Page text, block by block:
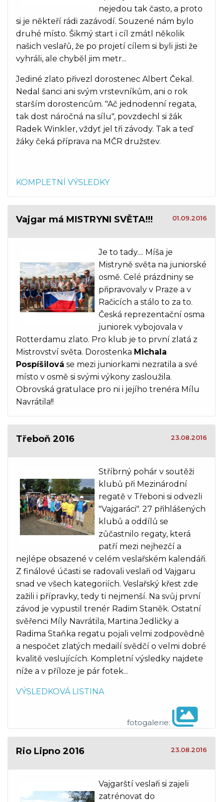
nejedou tak často, a proto
si je někteří rádi zazávodí. Souzené nám bylo
druhé místo. Šikmý start i cíl zmátl několik
našich veslařů, že po projetí cílem si byli jisti že
vyhráli, ale chyběl jim metr...
Jediné zlato přivezl dorostenec Albert Čekal.
Nedal šanci ani svým vrstevníkům, ani o rok
starším dorostencům. "Ač jednodenní regata,
tak dost náročná na sílu", povzdechl si žák
Radek Winkler, vždyť jel tři závody. Tak a teď
žáky čeká příprava na MČR družstev.
KOMPLETNÍ VÝSLEDKY
Vajgar má MISTRYNI SVĚTA!!! 01.09.2016
Je to tady.... Míša je
Mistryně světa na juniorské
osmě. Celé prázdniny se
připravovaly v Praze a v
Račicích a stálo to za to.
Česká reprezentační osma
juniorek vybojovala v
Rotterdamu zlato. Pro klub je to první zlatá z
Mistrovství světa. Dorostenka Michala
Pospíšilová se mezi juniorkami nezratila a své
místo v osmě si svými výkony zasloužila.
Obrovská gratulace pro ni i jejího trenéra Mílu
Navrátila!!
Třeboň 2016 23.08.2016
Stříbrný pohár v soutěži
klubů při Mezinárodní
regatě v Třeboni si odvezli
"Vajgaráci". 27 přihlášených
klubů a oddílů se
zůčastnilo regaty, která
patří mezi nejhezčí a
nejlépe obsazené v celém veslařském kalendáři.
Z finálové účasti se radovali veslaři od Vajgaru
snad ve všech kategoriích. Veslařský křest zde
zažili i přípravky, tedy ti nejmenší. Na svůj první
závod je vypustil trenér Radim Staněk. Ostatní
svěřenci Míly Navrátila, Martina Jedličky a
Radima Staňka regatu pojali velmi zodpovědně
a nespočet zlatých medailí svědčí o velmi dobré
kvalitě veslujících. Kompletní výsledky najdete
níže a v příloze je pár fotek...
VÝSLEDKOVÁ LISTINA
fotogalerie:
Rio Lipno 2016 23.08.2016
Vajgarští veslaři si zajeli
zatrénovat do